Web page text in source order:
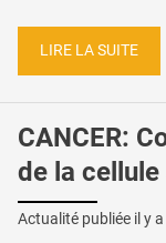
LIRE LA SUITE
CANCER:
de la
Actualité publiée il y a